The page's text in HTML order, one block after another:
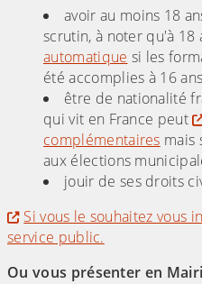
avoir au moins 18
scrutin, à noter qu'à 18
automatique si les
été accomplies à 16
être de nationalité
qui vit en France peut
complémentaires mais
aux élections
jouir de ses droits
Si vous le souhaitez vous
service public.
Ou vous présenter en